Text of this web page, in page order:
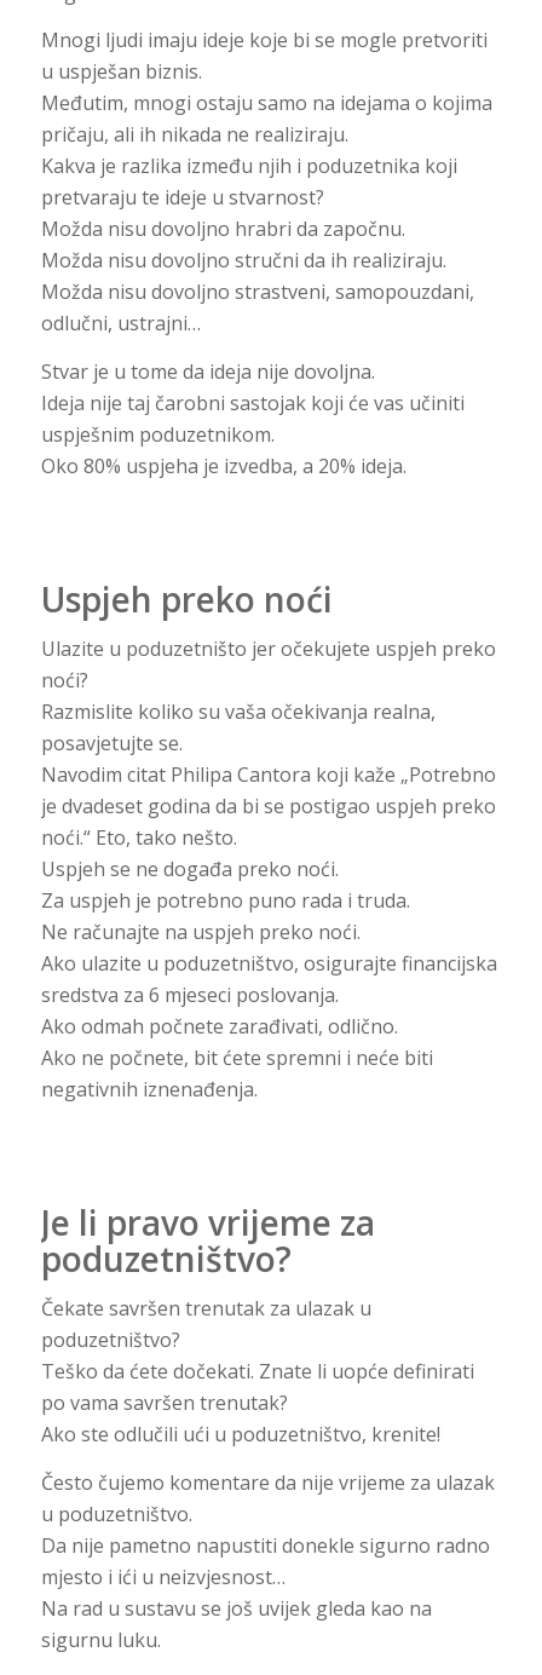
Mnogi ljudi imaju ideje koje bi se mogle pretvoriti
u uspješan biznis.
Međutim, mnogi ostaju samo na idejama o kojima
pričaju, ali ih nikada ne realiziraju.
Kakva je razlika između njih i poduzetnika koji
pretvaraju te ideje u stvarnost?
Možda nisu dovoljno hrabri da započnu.
Možda nisu dovoljno stručni da ih realiziraju.
Možda nisu dovoljno strastveni, samopouzdani,
odlučni, ustrajni…
Stvar je u tome da ideja nije dovoljna.
Ideja nije taj čarobni sastojak koji će vas učiniti
uspješnim poduzetnikom.
Oko 80% uspjeha je izvedba, a 20% ideja.
Uspjeh preko noći
Ulazite u poduzetništo jer očekujete uspjeh preko
noći?
Razmislite koliko su vaša očekivanja realna,
posavjetujte se.
Navodim citat Philipa Cantora koji kaže „Potrebno
je dvadeset godina da bi se postigao uspjeh preko
noći.“ Eto, tako nešto.
Uspjeh se ne događa preko noći.
Za uspjeh je potrebno puno rada i truda.
Ne računajte na uspjeh preko noći.
Ako ulazite u poduzetništvo, osigurajte financijska
sredstva za 6 mjeseci poslovanja.
Ako odmah počnete zarađivati, odlično.
Ako ne počnete, bit ćete spremni i neće biti
negativnih iznenađenja.
Je li pravo vrijeme za
poduzetništvo?
Čekate savršen trenutak za ulazak u
poduzetništvo?
Teško da ćete dočekati. Znate li uopće definirati
po vama savršen trenutak?
Ako ste odlučili ući u poduzetništvo, krenite!
Često čujemo komentare da nije vrijeme za ulazak
u poduzetništvo.
Da nije pametno napustiti donekle sigurno radno
mjesto i ići u neizvjesnost…
Na rad u sustavu se još uvijek gleda kao na
sigurnu luku.